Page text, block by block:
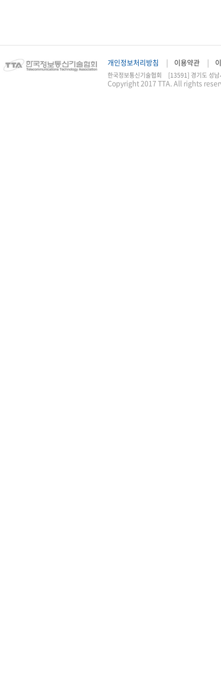
개인정보처리방침 이용약관
한국정보통신기술협회 [13591] 경기도 성
Copyright 2017 TTA. All rights